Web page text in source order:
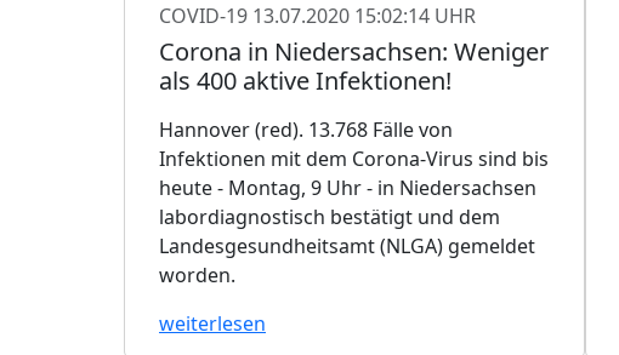
COVID-19 13.07.2020 15:02:14 UHR
Corona in Niedersachsen: Weniger
als 400 aktive Infektionen!
Hannover (red). 13.768 Fälle von
Infektionen mit dem Corona-Virus sind bis
heute - Montag, 9 Uhr - in Niedersachsen
labordiagnostisch bestätigt und dem
Landesgesundheitsamt (NLGA) gemeldet
worden.
weiterlesen